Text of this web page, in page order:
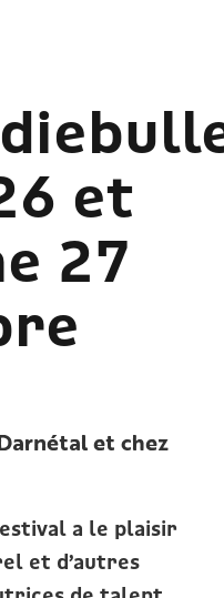
et
27
et chez
a le plaisir
et d’autres